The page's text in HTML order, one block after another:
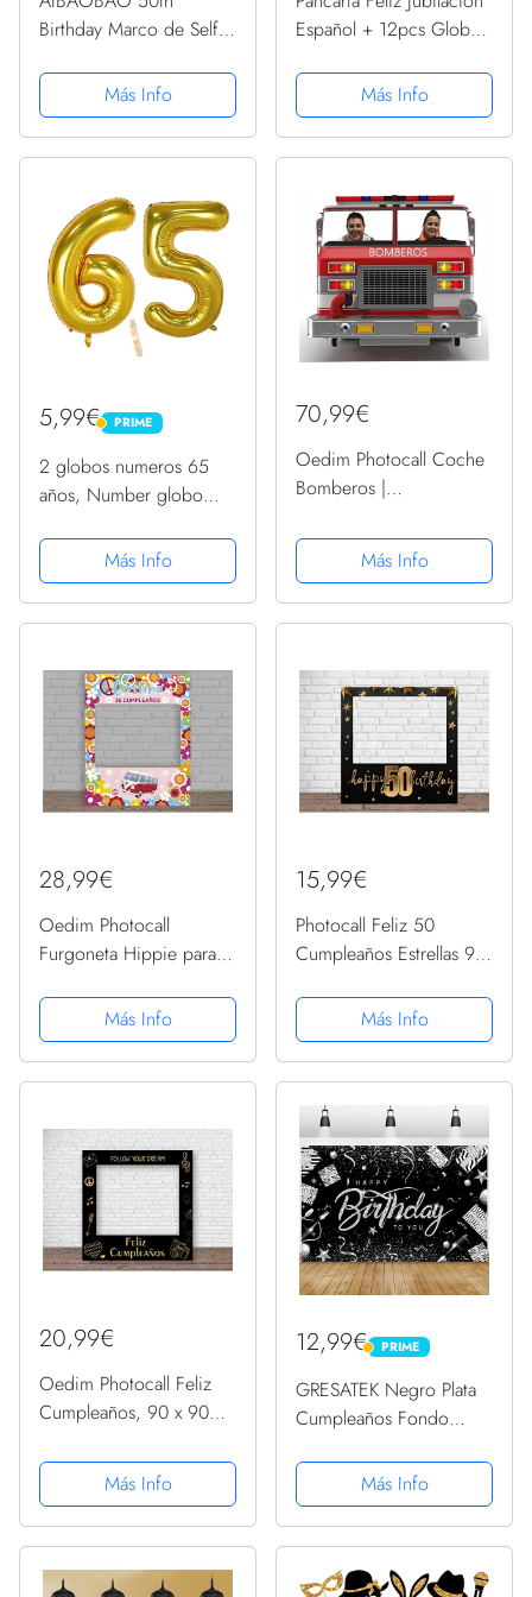
Birthday Marco de Selfie
Photo Booth Props,
Fotos Inflable
Decoración DIY+ 35
Cumpleaños
Accesorios...
Más Info
Español + 12pcs Globos
Jubilación Oro Negro
Photocall Adornos
Jubilación
Más Info
5,99€ PRIME
PRIME
2 globos numeros 65
años, Number globo
Hombres Mujeres
niños,40" Figuras Gold
globo de lámina de helio
grande...
Más Info
70,99€
Oedim Photocall Coche
Bomberos |
| Ventanas Troqueladas |
Photocall Divertido |
Atrezzos
Más Info
28,99€
Oedim Photocall
Furgoneta Hippie para
Personalizado,
80x100cm, Eventos o
Celebraciones puntuales,
Photocall Divertido
Más Info
15,99€
Photocall Feliz 50
Cumpleaños Estrellas 90
Cumpleaños | Photocall
Económico y Original |
Ideas para Regalos |
Más Info
20,99€
Oedim Photocall Feliz
Cumpleaños, 90 x 90
Celebraciones puntuales,
Ventana Troquelada,
Photocall Divertido
Más Info
12,99€ PRIME
PRIME
GRESATEK Negro Plata
Cumpleaños Fondo
Banner de Photocall
Decoraciones de Fiesta
Aniversario Cartel de
Hombres...
Más Info